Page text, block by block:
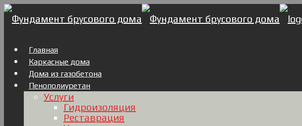
Главная
Каркасные дома
Дома из газобетона
Пенополиуретан
Услуги
Гидроизоляция
Реставрация